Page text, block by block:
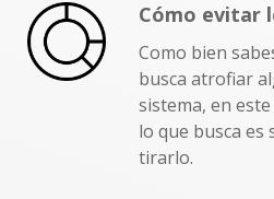
Cómo evitar
Como bien
busca atrofiar
sistema, en
lo que busca
tirarlo.